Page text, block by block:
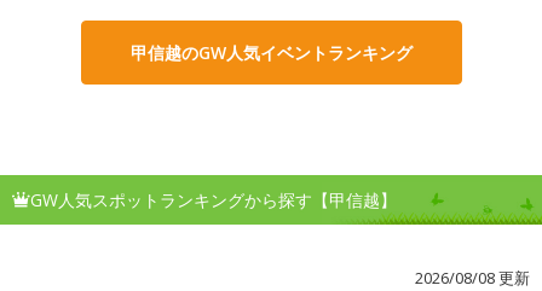
甲信越のGW人気イベントランキング
GW人気スポットランキングから探す【甲信越】
2026/08/08 更新